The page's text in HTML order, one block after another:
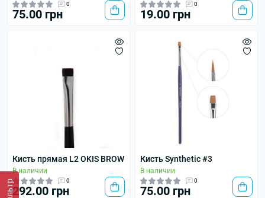
0
75.00 грн
0
19.00 грн
Кисть прямая L2 OKIS BROW
В наличии
0
292.00 грн
Кисть Synthetic #3
В наличии
0
75.00 грн